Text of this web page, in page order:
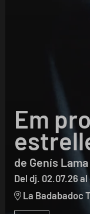
Em
de Genís Lama
Del dj. 02.07.26al
La Badabadoc